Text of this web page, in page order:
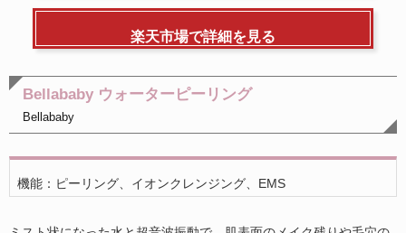
楽天市場で詳細を見る
Bellababy ウォーターピーリング
Bellababy
機能：ピーリング、イオンクレンジング、EMS